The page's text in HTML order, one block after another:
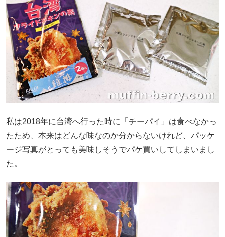
私は2018年に台湾へ行った時に「チーパイ」は食べなかっ
たため、本来はどんな味なのか分からないけれど、パッケ
ージ写真がとっても美味しそうでパケ買いしてしまいまし
た。